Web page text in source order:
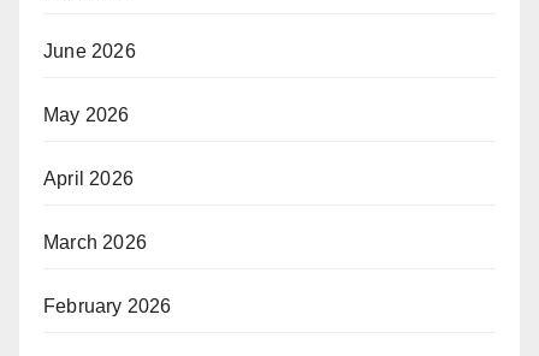
June 2026
May 2026
April 2026
March 2026
February 2026